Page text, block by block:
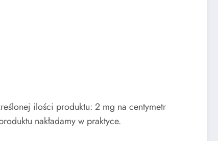
ilości produktu: 2 mg na centymetr
nakładamy w praktyce.